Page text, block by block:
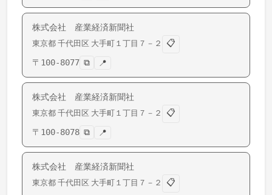
株式会社 産業経済新聞社
東京都 千代田区 大手町 １丁目７－２
📋
〒 100-8077 ⧉ 📍
株式会社 産業経済新聞社
東京都 千代田区 大手町 １丁目７－２
📋
〒 100-8078 ⧉ 📍
株式会社 産業経済新聞社
東京都 千代田区 大手町 １丁目７－２ 📋